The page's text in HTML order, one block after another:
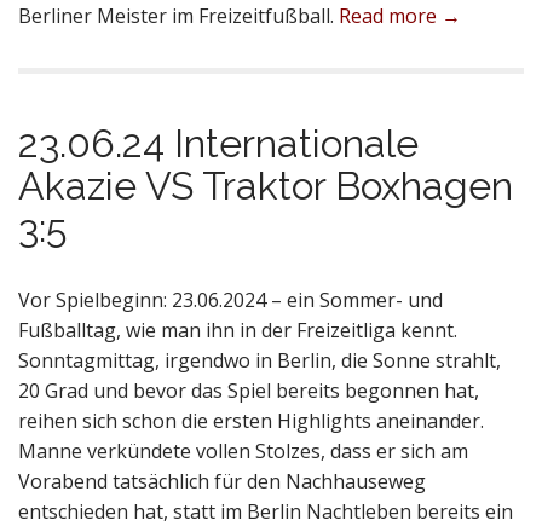
Berliner Meister im Freizeitfußball. Read more →
23.06.24 Internationale
Akazie VS Traktor Boxhagen
3:5
Vor Spielbeginn: 23.06.2024 – ein Sommer- und
Fußballtag, wie man ihn in der Freizeitliga kennt.
Sonntagmittag, irgendwo in Berlin, die Sonne strahlt,
20 Grad und bevor das Spiel bereits begonnen hat,
reihen sich schon die ersten Highlights aneinander.
Manne verkündete vollen Stolzes, dass er sich am
Vorabend tatsächlich für den Nachhauseweg
entschieden hat, statt im Berlin Nachtleben bereits ein